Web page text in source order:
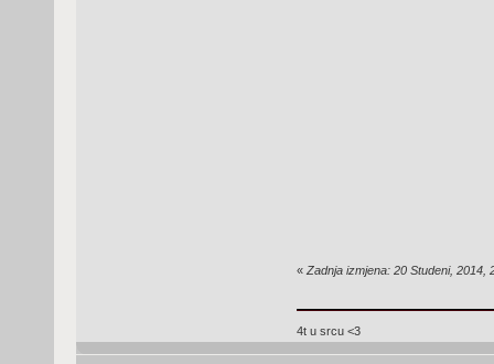
« Zadnja izmjena: 20 Studeni, 2014,
4t u srcu <3